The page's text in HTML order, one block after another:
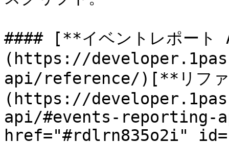
#### [**イベントレポー
(https://
api/reference/)[**リフ
(https://
api/#events-reporting-
href="#rdlrn835o2i"